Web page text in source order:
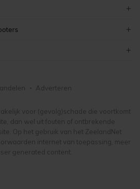
Adverteren
voor (gevolg)schade die voortkomt
dan wel uit fouten of ontbrekende
Op het gebruik van het ZeelandNet
internet van toepassing, meer
generated content.